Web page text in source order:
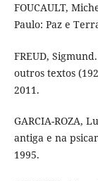
FOUCAULT,
Paulo: Paz e
FREUD,
outros textos
2011.
GARCIA-ROZA,
antiga e na
1995.